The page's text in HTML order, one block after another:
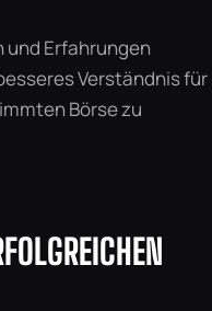
und Erfahrungen
Verständnis für
Börse zu